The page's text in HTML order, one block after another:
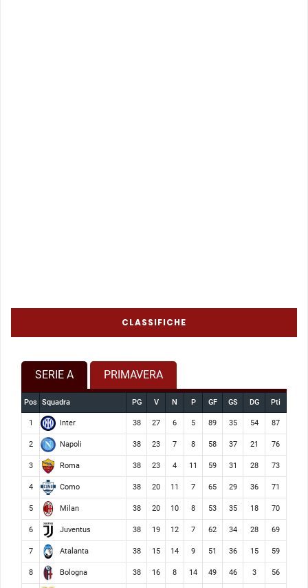
CLASSIFICHE
SERIE A PRIMAVERA
Pos Squadra PG V N P GF GS DG Pti
1 Inter 38 27 6 5 89 35 54 87
2 Napoli 38 23 7 8 58 37 21 76
3 Roma 38 23 4 11 59 31 28 73
4 Como 38 20 11 7 65 29 36 71
5 Milan 38 20 10 8 53 35 18 70
6 Juventus 38 19 12 7 62 34 28 69
7 Atalanta 38 15 14 9 51 36 15 59
8 Bologna 38 16 8 14 49 46 3 56